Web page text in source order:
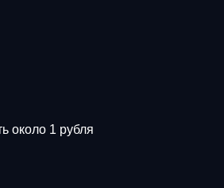
около 1 рубля